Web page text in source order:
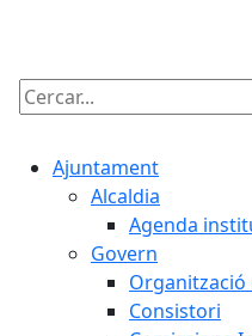
Cercar:
Ajuntament
Alcaldia
Agenda
Govern
Organització
Consistori